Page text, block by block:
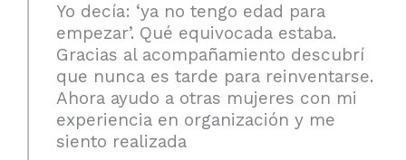
Yo decía: ‘ya no tengo edad para
empezar’. Qué equivocada estaba.
Gracias al acompañamiento descubrí
que nunca es tarde para reinventarse.
Ahora ayudo a otras mujeres con mi
experiencia en organización y me
siento realizada